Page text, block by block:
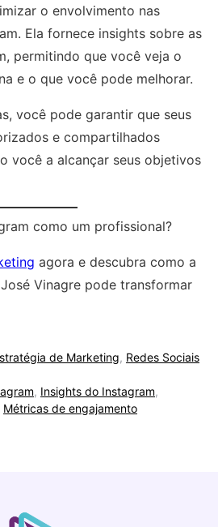
o envolvimento nas
Ela fornece insights sobre as
permitindo que você veja o
e o que você pode melhorar.
você pode garantir que seus
e compartilhados
você a alcançar seus objetivos
como um profissional?
agora e descubra como a
Vinagre pode transformar
de Marketing, Redes Sociais
, Insights do Instagram,
Métricas de engajamento